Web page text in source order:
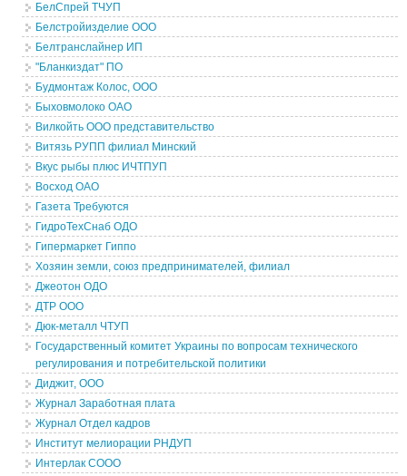
БелСпрей ТЧУП
Белстройизделие ООО
Белтранслайнер ИП
"Бланкиздат" ПО
Будмонтаж Колос, ООО
Быховмолоко ОАО
Вилкойть ООО представительство
Витязь РУПП филиал Минский
Вкус рыбы плюс ИЧТПУП
Восход ОАО
Газета Требуются
ГидроТехСнаб ОДО
Гипермаркет Гиппо
Хозяин земли, союз предпринимателей, филиал
Джеотон ОДО
ДТР ООО
Дюк-металл ЧТУП
Государственный комитет Украины по вопросам технического
регулирования и потребительской политики
Диджит, ООО
Журнал Заработная плата
Журнал Отдел кадров
Институт мелиорации РНДУП
Интерлак СООО